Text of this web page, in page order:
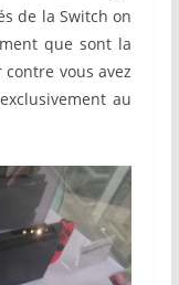
de la Switch on
que sont la
contre vous avez
au